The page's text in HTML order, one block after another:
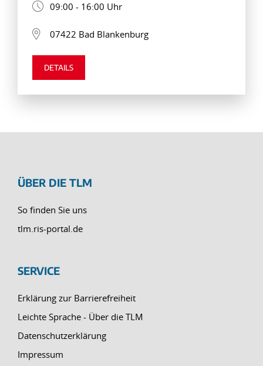
09:00 - 16:00 Uhr
07422 Bad Blankenburg
DETAILS
ÜBER DIE TLM
So finden Sie uns
tlm.ris-portal.de
SERVICE
Erklärung zur Barrierefreiheit
Leichte Sprache - Über die TLM
Datenschutzerklärung
Impressum